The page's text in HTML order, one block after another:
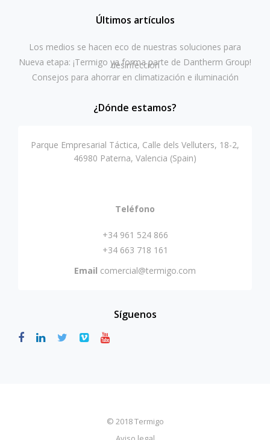
Últimos artículos
Los medios se hacen eco de nuestras soluciones para
desinfección
Nueva etapa: ¡Termigo ya forma parte de Dantherm Group!
Consejos para ahorrar en climatización e iluminación
¿Dónde estamos?
Parque Empresarial Táctica, Calle dels Velluters, 18-2,
46980 Paterna, Valencia (Spain)
Teléfono
+34 961 524 866
+34 663 718 161
Email comercial@termigo.com
Síguenos
© 2018 Termigo